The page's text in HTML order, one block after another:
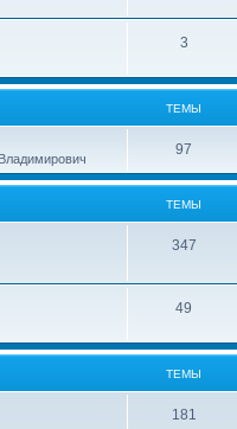
3
ТЕМЫ
97
ТЕМЫ
347
49
ТЕМЫ
181